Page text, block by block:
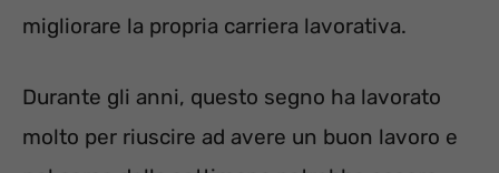
migliorare la propria carriera lavorativa.
Durante gli anni, questo segno ha lavorato
molto per riuscire ad avere un buon lavoro e